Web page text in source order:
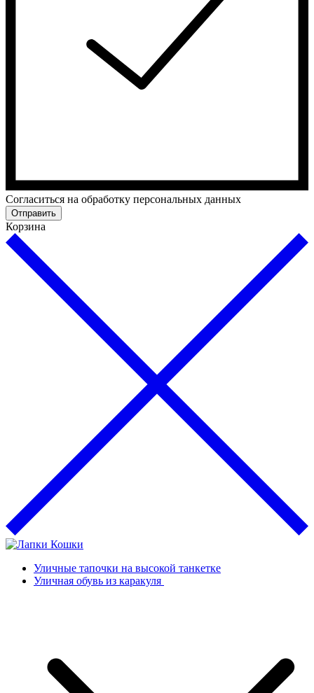
Cогласиться на обработку персональных данных
Отправить
Корзина
Уличные тапочки на высокой танкетке
Уличная обувь из каракуля